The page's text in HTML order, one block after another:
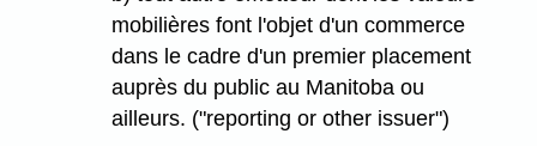
mobilières font l'objet d'un commerce
dans le cadre d'un premier placement
auprès du public au Manitoba ou
ailleurs. ("reporting or other issuer")